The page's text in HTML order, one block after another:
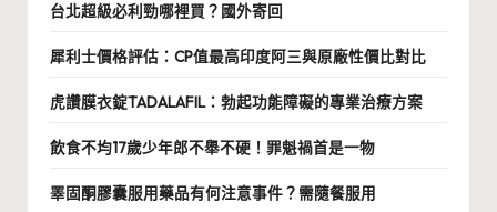
台北超級必利勁哪裡買？國外寄回
犀利士價格評估：CP值最高印度阿三與原廠性價比對比
虎讚膜衣錠TADALAFIL：勃起功能障礙的專業治療方案
飲食不均17歲少年郎不舉不硬！罪魁禍首是一物
睪固酮膠囊服用藥品有何注意事件？需隨餐服用